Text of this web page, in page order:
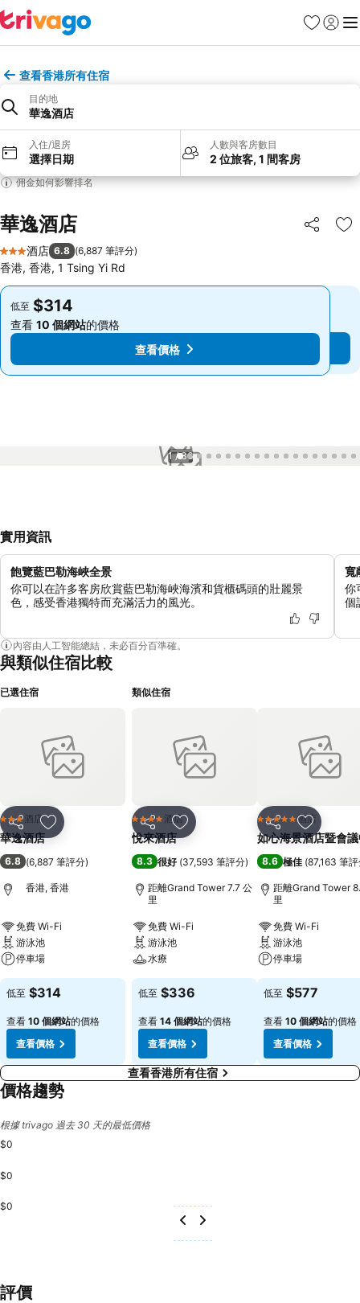
收藏夾
登入 選
查看香港所有住宿
目的地
華逸酒店
入住/退房
選擇日期
人數與客房數目
2 位旅客, 1 間客房
佣金如何影響排名
華逸酒店 分享
放
3 星級
酒店 6.8 (6,887 筆評分)
香港, 香港, 1 Tsing Yi Rd
低至 $314
查看 10 個網站的價格
查看價格
低至 $314
查看 10 個網站的價格
查看價格
1 / 36
實用資訊
飽覽藍巴勒海峽全景
你可以在許多客房欣賞藍巴勒海峽海濱和貨櫃碼頭的壯麗景
色，感受香港獨特而充滿活力的風光。
寬
你
個
內容由人工智能總結，未必百分百準確。
與類似住宿比較
已選住宿
分享 放到收藏夾
3 星級酒店
華逸酒店
6.8 (6,887 筆評分)
香港, 香港
免費 Wi-Fi
游泳池
停車場
低至 $314
查看 10 個網站的價格
查看價格
類似住宿
分享 放到收藏夾
4 星級 酒店
悅來酒店
8.3 很好 (37,593 筆評分)
距離Grand Tower 7.7 公
里
免費 Wi-Fi
游泳池
水療
低至 $336
查看 14 個網站的價格
查看價格
分享 放到收藏
5 星級 酒店
如心海景酒店暨會
8.6 極佳 (87,163 筆
距離Grand Tower
里
免費 Wi-Fi
游泳池
停車場
低至 $577
查看 10 個網站的價格
查看價格
查看香港所有住宿
價格趨勢
根據 trivago 過去 30 天的最低價格
$0
$0
$0
評價